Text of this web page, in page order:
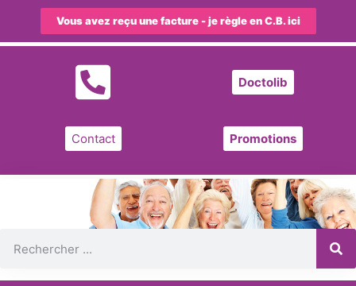
Vous avez reçu une facture - je règle en C.B. ici
Doctolib
Contact Promotions